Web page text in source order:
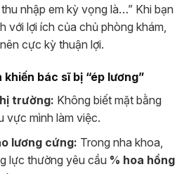
nhập em kỳ vọng là…” Khi bạn
với lợi ích của chủ phòng khám,
cực kỳ thuận lợi.
bác sĩ bị “ép lương”
trường: Không biết mặt bằng
vực mình làm việc.
lương cứng: Trong nha khoa,
lực thường yêu cầu % hoa hồng